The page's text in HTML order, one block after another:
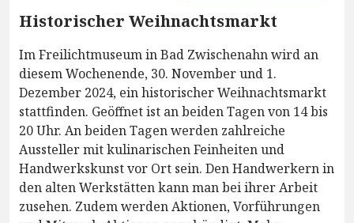
Historischer Weihnachtsmarkt
Im Freilichtmuseum in Bad Zwischenahn wird an
diesem Wochenende, 30. November und 1.
Dezember 2024, ein historischer Weihnachtsmarkt
stattfinden. Geöffnet ist an beiden Tagen von 14 bis
20 Uhr. An beiden Tagen werden zahlreiche
Aussteller mit kulinarischen Feinheiten und
Handwerkskunst vor Ort sein. Den Handwerkern in
den alten Werkstätten kann man bei ihrer Arbeit
zusehen. Zudem werden Aktionen, Vorführungen